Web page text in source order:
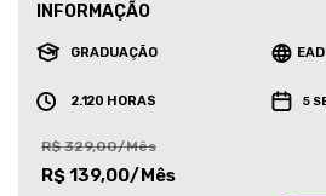
INFORMAÇÃO
GRADUAÇÃO EAD
2.120 HORAS 5
R$ 329,00/Mês
R$ 139,00/Mês